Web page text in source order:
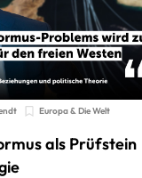
Europa & Die Welt
als Prüfstein